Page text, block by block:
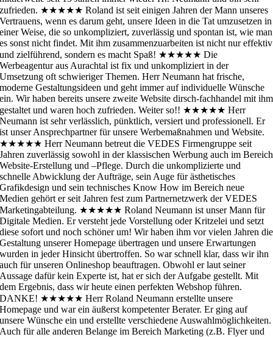
zufrieden. ★★★★★ Roland ist seit einigen Jahren der Mann unseres
Vertrauens, wenn es darum geht, unsere Ideen in die Tat umzusetzen in
einer Weise, die so unkompliziert, zuverlässig und spontan ist, wie man
es sonst nicht findet. Mit ihm zusammenzuarbeiten ist nicht nur effektiv
und zielführend, sondern es macht Spaß! ★★★★★ Die
Werbeagentur aus Aurachtal ist fix und unkompliziert in der
Umsetzung oft schwieriger Themen. Herr Neumann hat frische,
moderne Gestaltungsideen und geht immer auf individuelle Wünsche
ein. Wir haben bereits unsere zweite Website dirsch-fachhandel mit ihm
gestaltet und waren hoch zufrieden. Weiter so!! ★★★★★ Herr
Neumann ist sehr verlässlich, pünktlich, versiert und professionell. Er
ist unser Ansprechpartner für unsere Werbemaßnahmen und Website.
★★★★★ Herr Neumann betreut die VEDES Firmengruppe seit
Jahren zuverlässig sowohl in der klassischen Werbung auch im Bereich
Website-Erstellung und –Pflege. Durch die unkomplizierte und
schnelle Abwicklung der Aufträge, sein Auge für ästhetisches
Grafikdesign und sein technisches Know How im Bereich neue
Medien gehört er seit Jahren fest zum Partnernetzwerk der VEDES
Marketingabteilung. ★★★★★ Roland Neumann ist unser Mann für
Digitale Medien. Er versteht jede Vorstellung oder Kritzelei und setzt
diese sofort und noch schöner um! Wir haben ihm vor vielen Jahren die
Gestaltung unserer Homepage übertragen und unsere Erwartungen
wurden in jeder Hinsicht übertroffen. So war schnell klar, dass wir ihn
auch für unseren Onlineshop beauftragen. Obwohl er laut seiner
Aussage dafür kein Experte ist, hat er sich der Aufgabe gestellt. Mit
dem Ergebnis, dass wir heute einen perfekten Webshop führen.
DANKE! ★★★★★ Herr Roland Neumann erstellte unsere
Homepage und war ein äußerst kompetenter Berater. Er ging auf
unsere Wünsche ein und erstellte verschiedene Auswahlmöglichkeiten.
Auch für alle anderen Belange im Bereich Marketing (z.B. Flyer und